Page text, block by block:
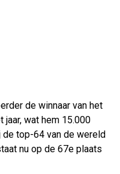
de winnaar van het
jaar, wat hem 15.000
top-64 van de wereld
nu op de 67e plaats